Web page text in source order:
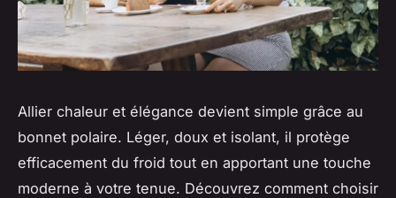
Allier chaleur et élégance devient simple grâce au
bonnet polaire. Léger, doux et isolant, il protège
efficacement du froid tout en apportant une touche
moderne à votre tenue. Découvrez comment choisir